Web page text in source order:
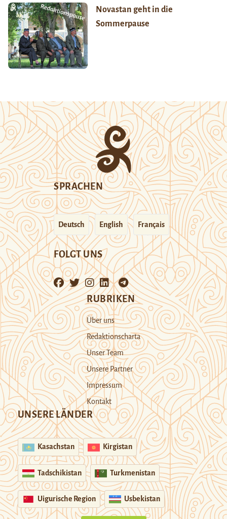
Novastan geht in die
Sommerpause
SPRACHEN
Deutsch English Français
FOLGT UNS
RUBRIKEN
Über uns
Redaktionscharta
Unser Team
Unsere Partner
Impressum
Kontakt
UNSERE LÄNDER
Kasachstan Kirgistan
Tadschikistan Turkmenistan
Uigurische Region Usbekistan